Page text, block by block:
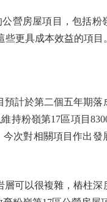
營房屋項目，包括粉
更具成本效益的項目
計於第二個五年期落
持粉嶺第17區項目
次對相關項目作出發
可以很複雜，樁柱深